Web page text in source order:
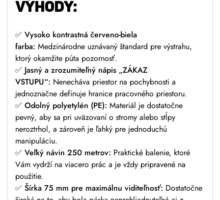
VÝHODY:
✅ Vysoko kontrastná červeno-biela
farba: Medzinárodne uznávaný štandard pre výstrahu,
ktorý okamžite púta pozornosť.
✅ Jasný a zrozumiteľný nápis „ZÁKAZ
VSTUPU“: Nenecháva priestor na pochybnosti a
jednoznačne definuje hranice pracovného priestoru.
✅ Odolný polyetylén (PE): Materiál je dostatočne
pevný, aby sa pri uväzovaní o stromy alebo stĺpy
neroztrhol, a zároveň je ľahký pre jednoduchú
manipuláciu.
✅ Veľký návin 250 metrov: Praktické balenie, ktoré
Vám vydrží na viacero prác a je vždy pripravené na
použitie.
✅ Šírka 75 mm pre maximálnu viditeľnosť: Dostatočne